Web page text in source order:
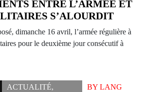
ENTRE L’ARMÉE ET
S’ALOURDIT
dimanche 16 avril, l’armée régulière à
pour le deuxième jour consécutif à
ACTUALITÉ,
BY LANG